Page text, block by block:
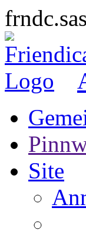
Site